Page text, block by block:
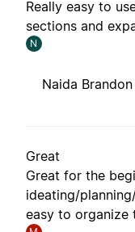
Really easy to
sections and
N
Naida Brandon
Great
Great for the
ideating/
easy to organize